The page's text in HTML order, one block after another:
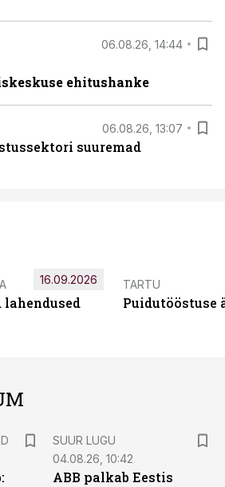
06.08.26, 14:44
ehitushanke
06.08.26, 13:07
suuremad
16.09.2026 TARTU
Puidutööstuse
SUUR LUGU
04.08.26, 10:42
ABB palkab Eestis